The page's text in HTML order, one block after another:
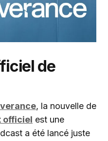
de
, la nouvelle de
officiel est une
a été lancé juste